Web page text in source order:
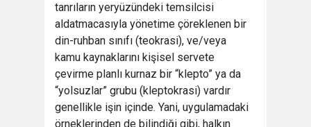
tanrıların yeryüzündeki temsilcisi
aldatmacasıyla yönetime çöreklenen bir
din-ruhban sınıfı (teokrasi), ve/veya
kamu kaynaklarını kişisel servete
çevirme planlı kurnaz bir “klepto” ya da
“yolsuzlar” grubu (kleptokrasi) vardır
genellikle işin içinde. Yani, uygulamadaki
örneklerinden de bilindiği gibi, halkın